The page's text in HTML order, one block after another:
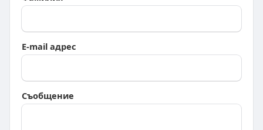
E-mail адрес
Съобщение